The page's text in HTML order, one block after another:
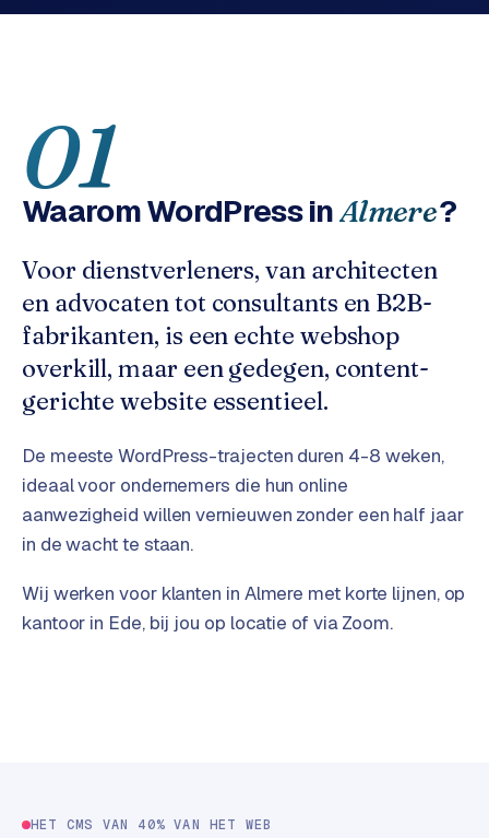
o
e
c
e
e
s
h
o
p
B
e
-
o
m
w
e
F
A
C
o
n
t
c
t
01
WaaromWordPressinAlmere?
Voor dienstverleners, van architecten
en advocaten tot consultants en B2B-
fabrikanten, is een echte webshop
overkill, maar een gedegen, content-
gerichte website essentieel.
De meeste WordPress-trajecten duren 4-8 weken,
ideaal voor ondernemers die hun online
aanwezigheid willen vernieuwen zonder een half jaar
in de wacht te staan.
Wij werken voor klanten in Almere met korte lijnen, op
kantoor in Ede, bij jou op locatie of via Zoom.
HET CMS VAN 40% VAN HET WEB